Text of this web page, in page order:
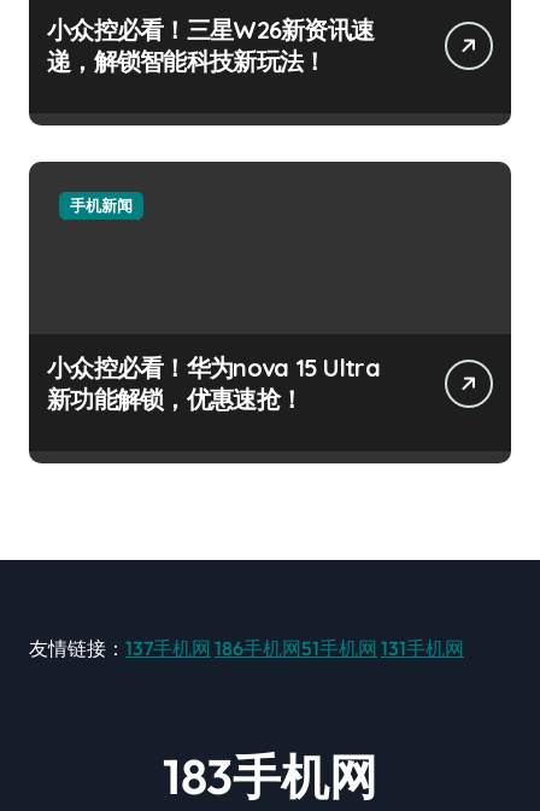
小众控必看！三星W26新资讯速
递，解锁智能科技新玩法！
手机新闻
小众控必看！华为nova 15 Ultra
新功能解锁，优惠速抢！
友情链接： 137手机网 186手机网51手机网 131手机网
183手机网